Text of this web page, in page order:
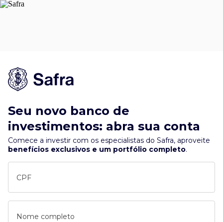
Seu novo banco de
investimentos: abra sua conta
Comece a investir com os especialistas do Safra, aproveite
benefícios exclusivos e um portfólio completo.
CPF
Nome completo